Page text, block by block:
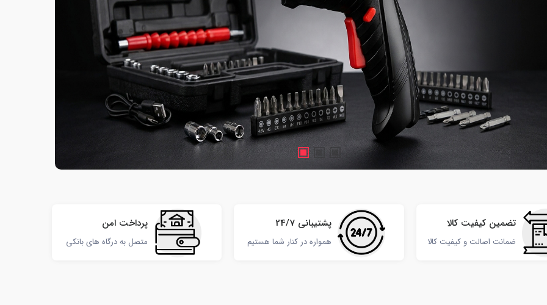
ارسال سریع
100,000 تومان
65,000 تومان
صافی و تفاله گیر سیلیکونی مدل ستاره
ای
تنها 1 عدد باقی مانده
ارسال سریع
100,000 تومان
65,000 تومان
نظم دهنده سیلیکونی چند منظوره سیم
استند شارژر دوکاره
تضمین کیفیت کالا
ضمانت اصالت و کیفیت کالا
پشتیبانی 24/7
همواره در کنار شما هستیم
پرداخت امن
متصل به درگاه های بانکی